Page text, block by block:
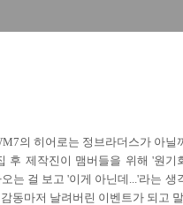
의 히어로는 정브라더스가 아닐
제작진이 맴버들을 위해 '원기
는 걸 보고 '이게 아닌데...'라는 생
동마저 날려버린 이벤트가 되고